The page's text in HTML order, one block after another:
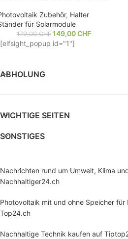
Zubehör, Halter
für Solarmodule
179,00CHF 149,00CHF
[elfsight_popup id="1"]
ABHOLUNG
WICHTIGE SEITEN
SONSTIGES
Nachrichten rund um Umwelt, Klima
Nachhaltiger24.ch
Photovoltaik mit und ohne Speicher
Top24.ch
Nachhaltige Technik kaufen auf